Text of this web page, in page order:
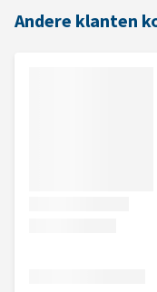
Andere klanten